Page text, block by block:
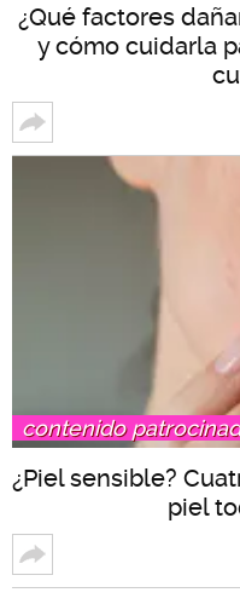
¿Qué factores
y cómo cuidarla
contenido
¿Piel sensible?
piel